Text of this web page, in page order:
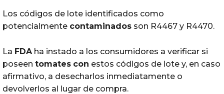
Los códigos de lote identificados como
potencialmente contaminados son R4467 y R4470.
La FDA ha instado a los consumidores a verificar si
poseen tomates con estos códigos de lote y, en caso
afirmativo, a desecharlos inmediatamente o
devolverlos al lugar de compra.